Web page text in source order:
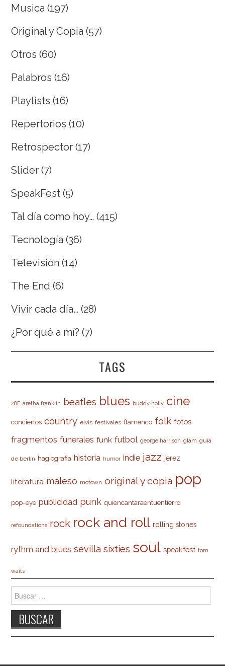
Musica (197)
Original y Copia (57)
Otros (60)
Palabros (16)
Playlists (16)
Repertorios (10)
Retrospector (17)
Slider (7)
SpeakFest (5)
Tal día como hoy… (415)
Tecnología (36)
Televisión (14)
The End (6)
Vivir cada día… (28)
¿Por qué a mí? (7)
TAGS
28F aretha franklin beatles blues buddy holly cine
conciertos country elvis festivales flamenco folk fotos
fragmentos funerales funk futbol george harrison glam guía
de berlín hagiografia historia humor indie jazz jerez
literatura maleso motown original y copia pop
pop-eye publicidad punk quiencantaraentuentierro
refoundations rock rock and roll rolling stones
rythm and blues sevilla sixties soul speakfest tom
waits
Buscar: